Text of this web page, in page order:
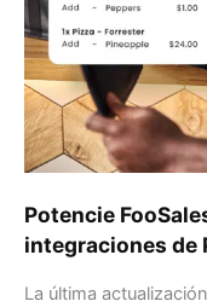
Potencie
integraciones de
La última
de
POS